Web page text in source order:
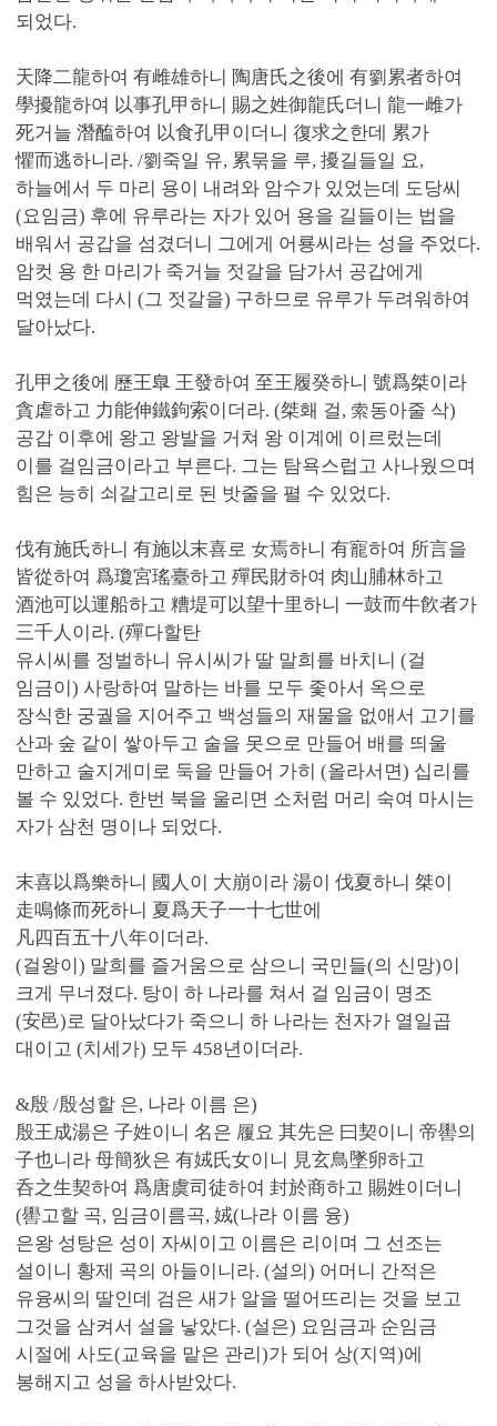
되었다.
天降二龍하여 有雌雄하니 陶唐氏之後에 有劉累者하여
學擾龍하여 以事孔甲하니 賜之姓御龍氏더니 龍一雌가
死거늘 潛醢하여 以食孔甲이더니 復求之한데 累가
懼而逃하니라. /劉죽일 유, 累묶을 루, 擾길들일 요,
하늘에서 두 마리 용이 내려와 암수가 있었는데 도당씨
(요임금) 후에 유루라는 자가 있어 용을 길들이는 법을
배워서 공갑을 섬겼더니 그에게 어룡씨라는 성을 주었다.
암컷 용 한 마리가 죽거늘 젓갈을 담가서 공갑에게
먹였는데 다시 (그 젓갈을) 구하므로 유루가 두려워하여
달아났다.
孔甲之後에 歷王臯 王發하여 至王履癸하니 號爲桀이라
貪虐하고 力能伸鐵鉤索이더라. (桀홰 걸, 索동아줄 삭)
공갑 이후에 왕고 왕발을 거쳐 왕 이계에 이르렀는데
이를 걸임금이라고 부른다. 그는 탐욕스럽고 사나웠으며
힘은 능히 쇠갈고리로 된 밧줄을 펼 수 있었다.
伐有施氏하니 有施以末喜로 女焉하니 有寵하여 所言을
皆從하여 爲瓊宮瑤臺하고 殫民財하여 肉山脯林하고
酒池可以運船하고 糟堤可以望十里하니 一鼓而牛飮者가
三千人이라. (殫다할탄
유시씨를 정벌하니 유시씨가 딸 말희를 바치니 (걸
임금이) 사랑하여 말하는 바를 모두 좇아서 옥으로
장식한 궁궐을 지어주고 백성들의 재물을 없애서 고기를
산과 숲 같이 쌓아두고 술을 못으로 만들어 배를 띄울
만하고 술지게미로 둑을 만들어 가히 (올라서면) 십리를
볼 수 있었다. 한번 북을 울리면 소처럼 머리 숙여 마시는
자가 삼천 명이나 되었다.
末喜以爲樂하니 國人이 大崩이라 湯이 伐夏하니 桀이
走鳴條而死하니 夏爲天子一十七世에
凡四百五十八年이더라.
(걸왕이) 말희를 즐거움으로 삼으니 국민들(의 신망)이
크게 무너졌다. 탕이 하 나라를 쳐서 걸 임금이 명조
(安邑)로 달아났다가 죽으니 하 나라는 천자가 열일곱
대이고 (치세가) 모두 458년이더라.
&殷 /殷성할 은, 나라 이름 은)
殷王成湯은 子姓이니 名은 履요 其先은 曰契이니 帝嚳의
子也니라 母簡狄은 有娀氏女이니 見玄鳥墜卵하고
呑之生契하여 爲唐虞司徒하여 封於商하고 賜姓이더니
(嚳고할 곡, 임금이름곡, 娀(나라 이름 융)
은왕 성탕은 성이 자씨이고 이름은 리이며 그 선조는
설이니 황제 곡의 아들이니라. (설의) 어머니 간적은
유융씨의 딸인데 검은 새가 알을 떨어뜨리는 것을 보고
그것을 삼켜서 설을 낳았다. (설은) 요임금과 순임금
시절에 사도(교육을 맡은 관리)가 되어 상(지역)에
봉해지고 성을 하사받았다.